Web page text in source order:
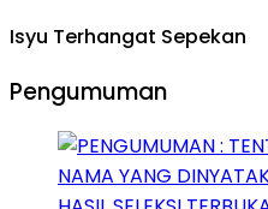
Isyu Terhangat Sepekan
Pengumuman